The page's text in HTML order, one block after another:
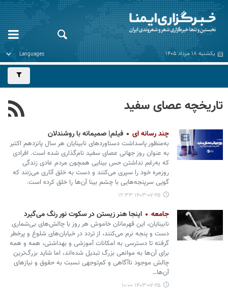
یکشنبه ۱۸ مرداد ۱۴۰۵
تاریخچه عصای سفید
چند رسانه ای فیلم| صمیمانه با روشندلان
به‌منظور پاسداشت دستاوردهای نابینایان هر سال پانزدهم اکتبر
به عنوان روز جهانی عصای سفید نام‌گذاری شده است. افرادی
که به‌رغم نداشتن حس بینایی همچون مردم عادی زندگی
روزمره خود را سپری می‌کنند و دست به خلق آثاری می‌زنند که
گویی سرپنجه‌هایی با چشم بینا آن‌ها را خلق کرده‌ است.
۱۴۰۳-۰۷-۲۵ ۱۲:۳۳
جامعه اینجا هنر زیستن در سکوت نور رنگ می‌گیرد
نابینایان، این قهرمانان خاموش هر روز با چالش‌های بی‌شماری
دست و پنجه نرم می‌کنند، از تردد در خیابان‌های شلوغ و پرخطر
گرفته تا دسترسی به امکانات آموزشی و بهداشتی، همه و همه
برای آن‌ها به موانعی بزرگ تبدیل شده‌اند، اما شاید بزرگ‌ترین
چالش موجود ناآگاهی و کم‌توجهی نسبت به حقوق و نیازهای
آن‌ها…
۱۴۰۳-۰۷-۲۵ ۱۰:۰۰